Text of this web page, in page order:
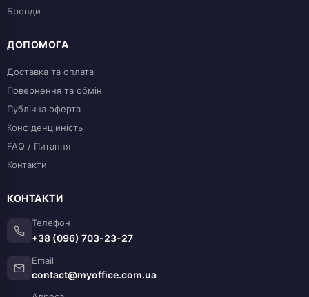
Бренди
ДОПОМОГА
Доставка та оплата
Повернення та обмін
Публічна оферта
Конфіденційність
FAQ / Питання
Контакти
КОНТАКТИ
Телефон
+38 (096) 703-23-27
Email
contact@myoffice.com.ua